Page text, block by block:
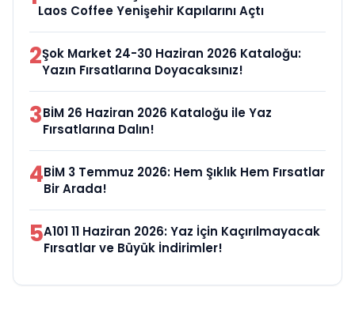
Laos Coffee Yenişehir Kapılarını Açtı
2Şok Market 24-30 Haziran 2026 Kataloğu:
Yazın Fırsatlarına Doyacaksınız!
3BİM 26 Haziran 2026 Kataloğu ile Yaz
Fırsatlarına Dalın!
4BİM 3 Temmuz 2026: Hem Şıklık Hem Fırsatlar
Bir Arada!
5A101 11 Haziran 2026: Yaz İçin Kaçırılmayacak
Fırsatlar ve Büyük İndirimler!